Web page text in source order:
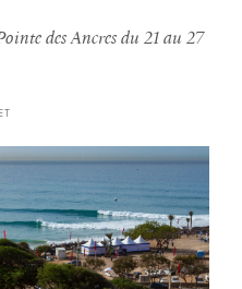
des Ancres du 21 au 27